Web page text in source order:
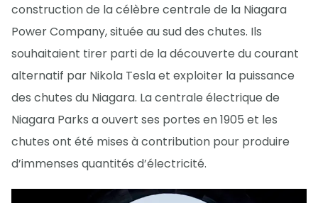
construction de la célèbre centrale de la Niagara
Power Company, située au sud des chutes. Ils
souhaitaient tirer parti de la découverte du courant
alternatif par Nikola Tesla et exploiter la puissance
des chutes du Niagara. La centrale électrique de
Niagara Parks a ouvert ses portes en 1905 et les
chutes ont été mises à contribution pour produire
d’immenses quantités d’électricité.